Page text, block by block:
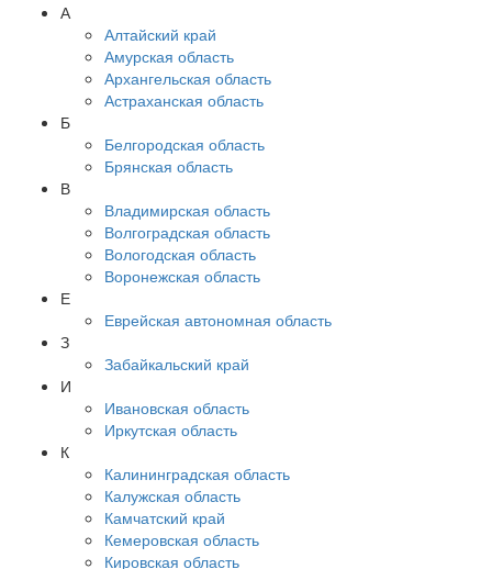
А
Алтайский край
Амурская область
Архангельская область
Астраханская область
Б
Белгородская область
Брянская область
В
Владимирская область
Волгоградская область
Вологодская область
Воронежская область
Е
Еврейская автономная область
З
Забайкальский край
И
Ивановская область
Иркутская область
К
Калининградская область
Калужская область
Камчатский край
Кемеровская область
Кировская область